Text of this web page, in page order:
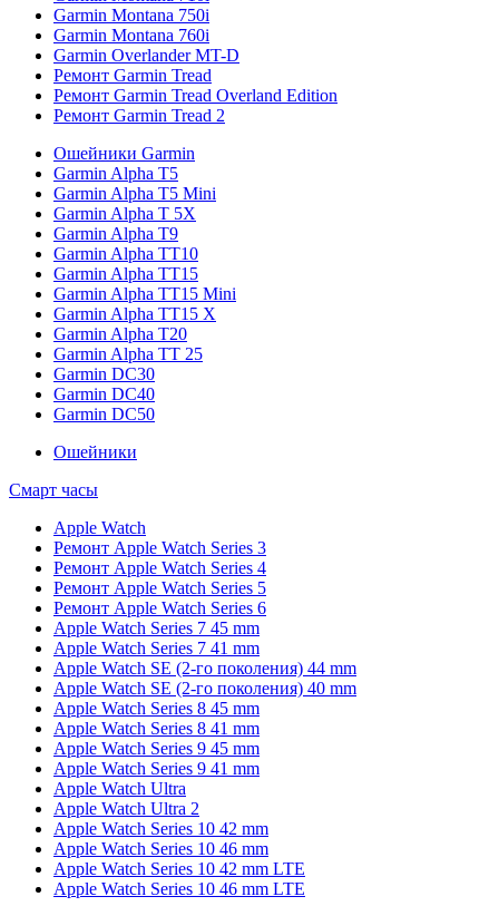
Garmin Montana 750i
Garmin Montana 760i
Garmin Overlander MT-D
Ремонт Garmin Tread
Ремонт Garmin Tread Overland Edition
Ремонт Garmin Tread 2
Ошейники Garmin
Garmin Alpha T5
Garmin Alpha T5 Mini
Garmin Alpha T 5X
Garmin Alpha T9
Garmin Alpha TT10
Garmin Alpha TT15
Garmin Alpha TT15 Mini
Garmin Alpha TT15 X
Garmin Alpha T20
Garmin Alpha TT 25
Garmin DC30
Garmin DC40
Garmin DC50
Ошейники
Смарт часы
Apple Watch
Ремонт Apple Watch Series 3
Ремонт Apple Watch Series 4
Ремонт Apple Watch Series 5
Ремонт Apple Watch Series 6
Apple Watch Series 7 45 mm
Apple Watch Series 7 41 mm
Apple Watch SE (2-го поколения) 44 mm
Apple Watch SE (2-го поколения) 40 mm
Apple Watch Series 8 45 mm
Apple Watch Series 8 41 mm
Apple Watch Series 9 45 mm
Apple Watch Series 9 41 mm
Apple Watch Ultra
Apple Watch Ultra 2
Apple Watch Series 10 42 mm
Apple Watch Series 10 46 mm
Apple Watch Series 10 42 mm LTE
Apple Watch Series 10 46 mm LTE